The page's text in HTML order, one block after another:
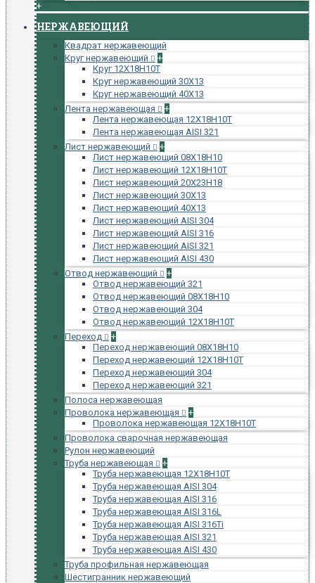
+
НЕРЖАВЕЮЩИЙ
Квадрат нержавеющий
Круг нержавеющий
+
Круг 12Х18Н10Т
Круг нержавеющий 30Х13
Круг нержавеющий 40Х13
Лента нержавеющая
+
Лента нержавеющая 12Х18Н10Т
Лента нержавеющая AISI 321
Лист нержавеющий
+
Лист нержавеющий 08Х18Н10
Лист нержавеющий 12Х18Н10Т
Лист нержавеющий 20Х23Н18
Лист нержавеющий 30Х13
Лист нержавеющий 40Х13
Лист нержавеющий AISI 304
Лист нержавеющий AISI 316
Лист нержавеющий AISI 321
Лист нержавеющий AISI 430
Отвод нержавеющий
+
Отвод нержавеющий 321
Отвод нержавеющий 08Х18Н10
Отвод нержавеющий 304
Отвод нержавеющий 12Х18Н10Т
Переход
+
Переход нержавеющий 08Х18Н10
Переход нержавеющий 12Х18Н10Т
Переход нержавеющий 304
Переход нержавеющий 321
Полоса нержавеющая
Проволока нержавеющая
+
Проволока нержавеющая 12Х18Н10Т
Проволока сварочная нержавеющая
Рулон нержавеющий
Труба нержавеющая
+
Труба нержавеющая 12Х18Н10Т
Труба нержавеющая AISI 304
Труба нержавеющая AISI 316
Труба нержавеющая AISI 316L
Труба нержавеющая AISI 316Ti
Труба нержавеющая AISI 321
Труба нержавеющая AISI 430
Труба профильная нержавеющая
Шестигранник нержавеющий